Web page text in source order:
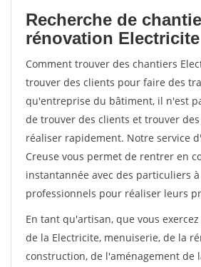
Recherche de
rénovation Electricite
Comment trouver des chantiers
trouver des clients pour faire des
qu'entreprise du bâtiment, il n'est
de trouver des clients et trouver
réaliser rapidement. Notre service
Creuse vous permet de rentrer en
instantannée avec des particuliers
professionnels pour réaliser leurs
En tant qu'artisan, que vous
de la Electricite, menuiserie, de la
construction, de l'aménagement de